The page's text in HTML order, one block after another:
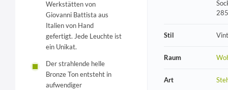
Werkstätten von
Giovanni Battista aus
Italien von Hand
gefertigt. Jede Leuchte ist
ein Unikat.
Der strahlende helle
Bronze Ton entsteht in
aufwendiger
Stil
Raum
Art